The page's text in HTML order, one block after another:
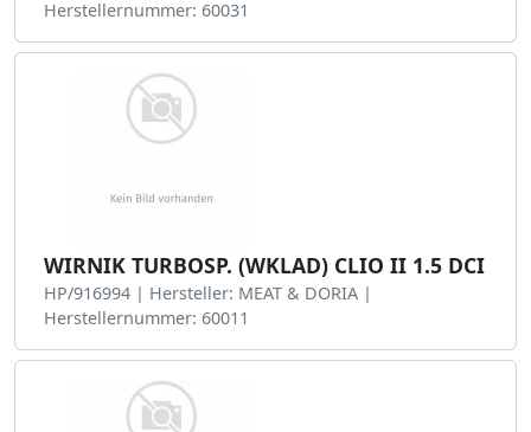
Herstellernummer: 60031
WIRNIK TURBOSP. (WKLAD) CLIO II 1.5 DCI
HP/916994 | Hersteller: MEAT & DORIA |
Herstellernummer: 60011